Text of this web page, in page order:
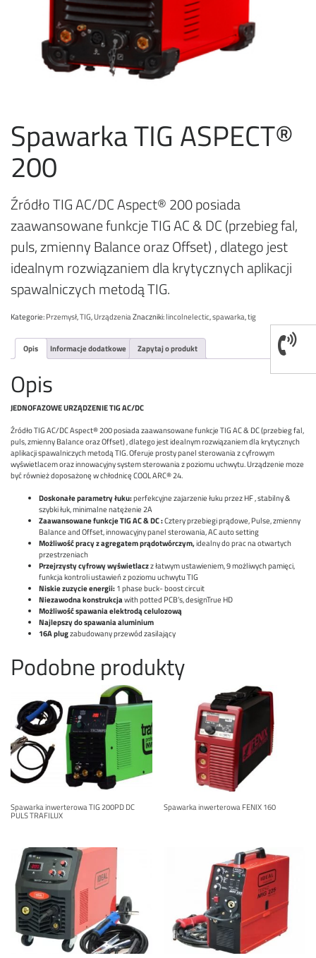
Spawarka TIG ASPECT®
200
Źródło TIG AC/DC Aspect® 200 posiada
zaawansowane funkcje TIG AC & DC (przebieg fal,
puls, zmienny Balance oraz Offset) , dlatego jest
idealnym rozwiązaniem dla krytycznych aplikacji
spawalniczych metodą TIG.
Kategorie:Przemysł,TIG,UrządzeniaZnaczniki:lincolnelectic,spawarka,tig
Opis Informacje dodatkowe Zapytaj o produkt
Opis
JEDNOFAZOWE URZĄDZENIE TIG AC/DC
Źródło TIG AC/DC Aspect® 200 posiada zaawansowane funkcje TIG AC & DC (przebieg fal,
puls, zmienny Balance oraz Offset) , dlatego jest idealnym rozwiązaniem dla krytycznych
aplikacji spawalniczych metodą TIG. Oferuje prosty panel sterowania z cyfrowym
wyświetlacem oraz innowacyjny system sterowania z poziomu uchwytu. Urządzenie moze
być również doposażonę w chłodnicę COOL ARC® 24.
Doskonałe parametry łuku:perfekcyjne zajarzenie łuku przez HF , stabilny &
szybki łuk, minimalne natężenie 2A
Zaawansowane funkcje TIG AC & DC :Cztery przebiegi prądowe, Pulse, zmienny
Balance and Offset, innowacyjny panel sterowania, AC auto setting
Możliwość pracy z agregatem prądotwórczym,idealny do prac na otwartych
przestrzeniach
Przejrzysty cyfrowy wyświetlaczz łatwym ustawieniem, 9 możliwych pamięci,
funkcja kontroli ustawień z poziomu uchwytu TIG
Niskie zuzycie energii:1 phase buck- boost circuit
Niezawodna konstrukcjawith potted PCB’s, designTrue HD
Możliwość spawania elektrodą celulozową
Najlepszy do spawania aluminium
16A plugzabudowany przewód zasilający
Podobne produkty
Spawarka inwerterowa TIG 200PD DC
PULS TRAFILUX
Spawarka inwerterowa FENIX 160